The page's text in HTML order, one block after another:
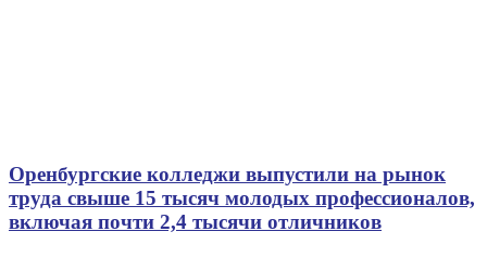
Оренбургские колледжи выпустили на рынок
труда свыше 15 тысяч молодых профессионалов,
включая почти 2,4 тысячи отличников